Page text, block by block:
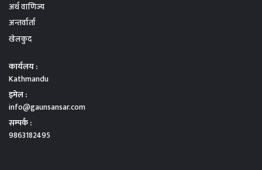
अर्थ वाणिज्य
अन्तर्वार्ता
खेलकुद
कार्यलय :
Kathmandu
इमेल :
info@gaunsansar.com
सम्पर्क :
9863182495